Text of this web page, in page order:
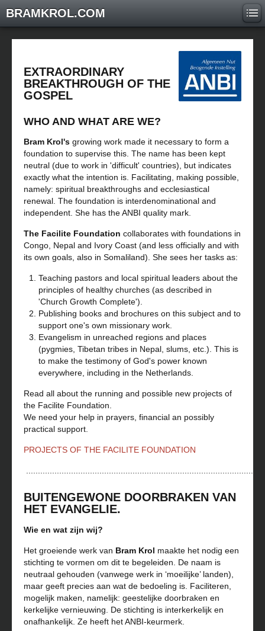
BRAMKROL.COM
EXTRAORDINARY
BREAKTHROUGH OF THE
GOSPEL
WHO AND WHAT ARE WE?
Bram Krol's growing work made it necessary to form a
foundation to supervise this. The name has been kept
neutral (due to work in 'difficult' countries), but indicates
exactly what the intention is. Facilitating, making possible,
namely: spiritual breakthroughs and ecclesiastical
renewal. The foundation is interdenominational and
independent. She has the ANBI quality mark.
The Facilite Foundation collaborates with foundations in
Congo, Nepal and Ivory Coast (and less officially and with
its own goals, also in Somaliland). She sees her tasks as:
Teaching pastors and local spiritual leaders about the
principles of healthy churches (as described in
'Church Growth Complete').
Publishing books and brochures on this subject and to
support one's own missionary work.
Evangelism in unreached regions and places
(pygmies, Tibetan tribes in Nepal, slums, etc.). This is
to make the testimony of God's power known
everywhere, including in the Netherlands.
Read all about the running and possible new projects of
the Facilite Foundation.
We need your help in prayers, financial an possibly
practical support.
PROJECTS OF THE FACILITE FOUNDATION
BUITENGEWONE DOORBRAKEN VAN
HET EVANGELIE.
Wie en wat zijn wij?
Het groeiende werk van Bram Krol maakte het nodig een
stichting te vormen om dit te begeleiden. De naam is
neutraal gehouden (vanwege werk in ‘moeilijke’ landen),
maar geeft precies aan wat de bedoeling is. Faciliteren,
mogelijk maken, namelijk: geestelijke doorbraken en
kerkelijke vernieuwing. De stichting is interkerkelijk en
onafhankelijk. Ze heeft het ANBI-keurmerk.